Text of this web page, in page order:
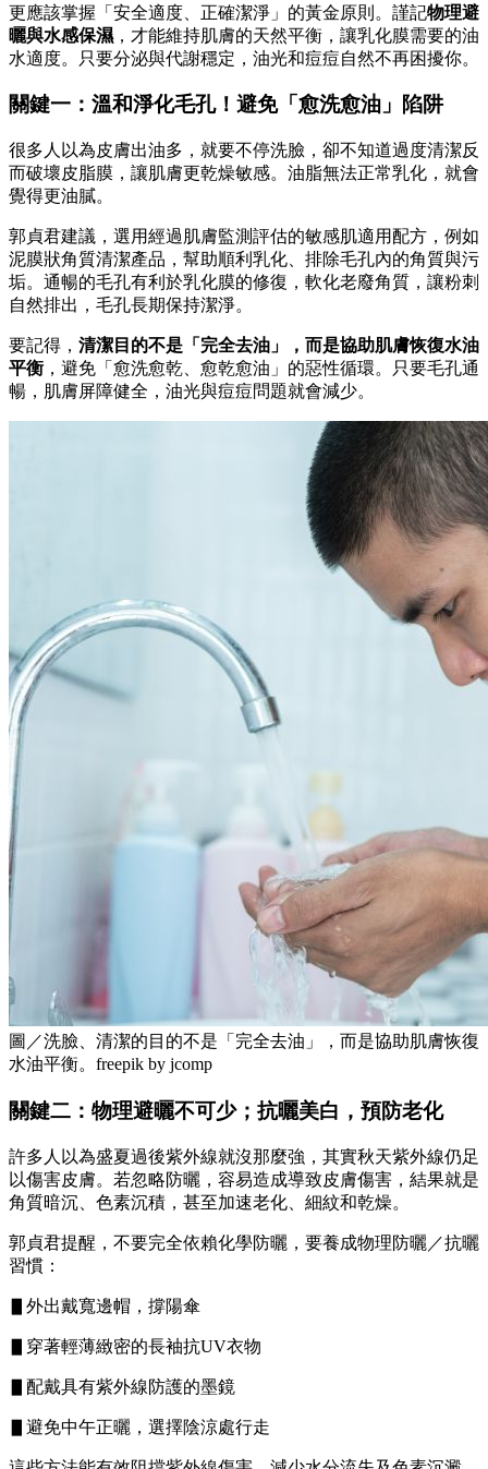
更應該掌握「安全適度、正確潔淨」的黃金原則。謹記物理避
曬與水感保濕，才能維持肌膚的天然平衡，讓乳化膜需要的油
水適度。只要分泌與代謝穩定，油光和痘痘自然不再困擾你。
關鍵一：溫和淨化毛孔！避免「愈洗愈油」陷阱
很多人以為皮膚出油多，就要不停洗臉，卻不知道過度清潔反
而破壞皮脂膜，讓肌膚更乾燥敏感。油脂無法正常乳化，就會
覺得更油膩。
郭貞君建議，選用經過肌膚監測評估的敏感肌適用配方，例如
泥膜狀角質清潔產品，幫助順利乳化、排除毛孔內的角質與污
垢。通暢的毛孔有利於乳化膜的修復，軟化老廢角質，讓粉刺
自然排出，毛孔長期保持潔淨。
要記得， 清潔目的不是「完全去油」，而是協助肌膚恢復水油
平衡 ，避免「愈洗愈乾、愈乾愈油」的惡性循環。只要毛孔通
暢，肌膚屏障健全，油光與痘痘問題就會減少。
圖／洗臉、清潔的目的不是「完全去油」，而是協助肌膚恢復
水油平衡。freepik by jcomp
關鍵二：物理避曬不可少；抗曬美白，預防老化
許多人以為盛夏過後紫外線就沒那麼強，其實秋天紫外線仍足
以傷害皮膚。若忽略防曬，容易造成導致皮膚傷害，結果就是
角質暗沉、色素沉積，甚至加速老化、細紋和乾燥。
郭貞君提醒，不要完全依賴化學防曬，要養成物理防曬／抗曬
習慣：
▋外出戴寬邊帽，撐陽傘
▋穿著輕薄緻密的長袖抗UV衣物
▋配戴具有紫外線防護的墨鏡
▋避免中午正曬，選擇陰涼處行走